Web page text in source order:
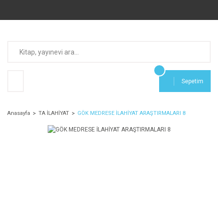
Sepetim
Anasayfa TA İLAHİYAT GÖK MEDRESE İLAHİYAT ARAŞTIRMALARI 8